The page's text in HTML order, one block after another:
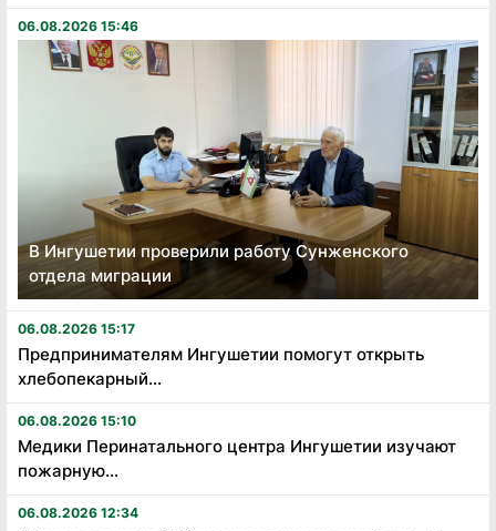
06.08.2026 15:46
В Ингушетии проверили работу Сунженского
отдела миграции
06.08.2026 15:17
Предпринимателям Ингушетии помогут открыть
хлебопекарный...
06.08.2026 15:10
Медики Перинатального центра Ингушетии изучают
пожарную...
06.08.2026 12:34